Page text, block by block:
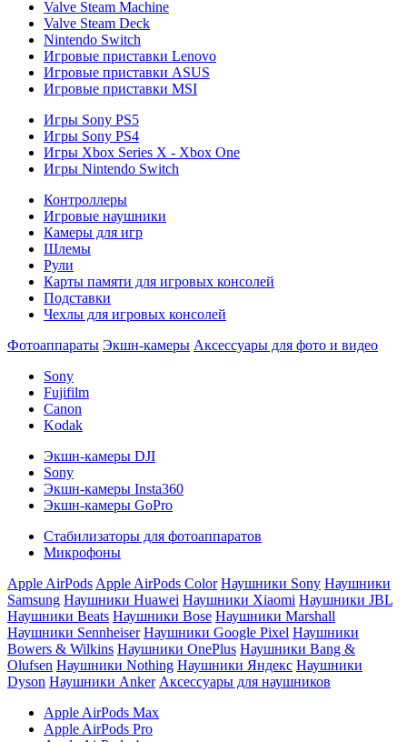
Valve Steam Machine
Valve Steam Deck
Nintendo Switch
Игровые приставки Lenovo
Игровые приставки ASUS
Игровые приставки MSI
Игры Sony PS5
Игры Sony PS4
Игры Xbox Series X - Xbox One
Игры Nintendo Switch
Контроллеры
Игровые наушники
Камеры для игр
Шлемы
Рули
Карты памяти для игровых консолей
Подставки
Чехлы для игровых консолей
Фотоаппараты Экшн-камеры Аксессуары для фото и видео
Sony
Fujifilm
Canon
Kodak
Экшн-камеры DJI
Sony
Экшн-камеры Insta360
Экшн-камеры GoPro
Стабилизаторы для фотоаппаратов
Микрофоны
Apple AirPods Apple AirPods Color Наушники Sony Наушники
Samsung Наушники Huawei Наушники Xiaomi Наушники JBL
Наушники Beats Наушники Bose Наушники Marshall
Наушники Sennheiser Наушники Google Pixel Наушники
Bowers & Wilkins Наушники OnePlus Наушники Bang &
Olufsen Наушники Nothing Наушники Яндекс Наушники
Dyson Наушники Anker Аксессуары для наушников
Apple AirPods Max
Apple AirPods Pro